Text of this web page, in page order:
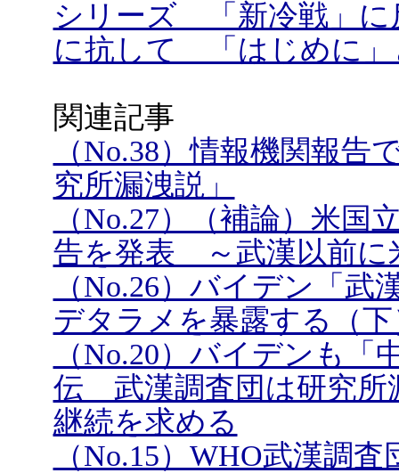
シリーズ 「新冷戦」
に抗して 「はじめに」
関連記事
（No.38）情報機関報
究所漏洩説」
（No.27）（補論）米国
告を発表 ～武漢以前に
（No.26）バイデン「
デタラメを暴露する（下
（No.20）バイデンも
伝 武漢調査団は研究所
継続を求める
（No.15）WHO武漢調